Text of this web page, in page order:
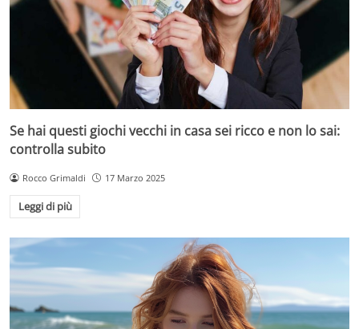
Se hai questi giochi vecchi in casa sei ricco e non lo sai:
controlla subito
Rocco Grimaldi 17 Marzo 2025
Leggi di più